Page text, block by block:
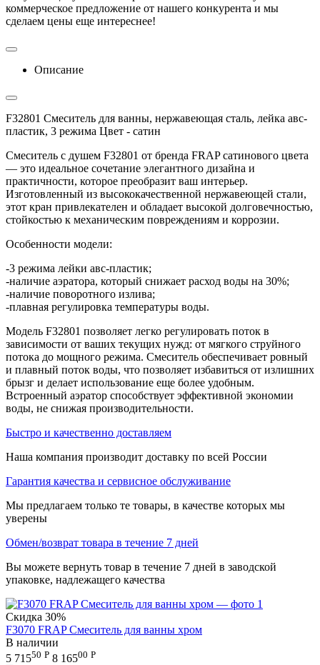
коммерческое предложение от нашего конкурента и мы
сделаем цены еще интереснее!
Описание
F32801 Смеситель для ванны, нержавеющая сталь, лейка авс-
пластик, 3 режима Цвет - сатин
Смеситель с душем F32801 от бренда FRAP сатинового цвета
— это идеальное сочетание элегантного дизайна и
практичности, которое преобразит ваш интерьер.
Изготовленный из высококачественной нержавеющей стали,
этот кран привлекателен и обладает высокой долговечностью,
стойкостью к механическим повреждениям и коррозии.
Особенности модели:
-3 режима лейки авс-пластик;
-наличие аэратора, который снижает расход воды на 30%;
-наличие поворотного излива;
-плавная регулировка температуры воды.
Модель F32801 позволяет легко регулировать поток в
зависимости от ваших текущих нужд: от мягкого струйного
потока до мощного режима. Смеситель обеспечивает ровный
и плавный поток воды, что позволяет избавиться от излишних
брызг и делает использование еще более удобным.
Встроенный аэратор способствует эффективной экономии
воды, не снижая производительности.
Быстро и качественно доставляем
Наша компания производит доставку по всей России
Гарантия качества и сервисное обслуживание
Мы предлагаем только те товары, в качестве которых мы
уверены
Обмен/возврат товара в течение 7 дней
Вы можете вернуть товар в течение 7 дней в заводской
упаковке, надлежащего качества
Скидка 30%
F3070 FRAP Смеситель для ванны хром
В наличии
5 71550 Р 8 16500 Р